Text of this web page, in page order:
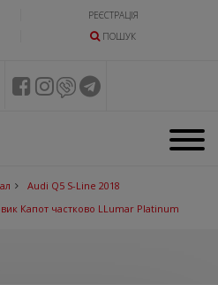
РЕЄСТРАЦІЯ
ПОШУК
Audi Q5 S-Line 2018
Капот частково LLumar Platinum